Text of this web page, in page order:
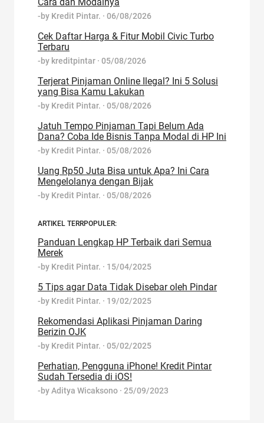
-by Kredit Pintar. · 06/08/2026
Cek Daftar Harga & Fitur Mobil Civic Turbo
Terbaru
-by kreditpintar · 05/08/2026
Terjerat Pinjaman Online Ilegal? Ini 5 Solusi
yang Bisa Kamu Lakukan
-by Kredit Pintar. · 05/08/2026
Jatuh Tempo Pinjaman Tapi Belum Ada
Dana? Coba Ide Bisnis Tanpa Modal di HP Ini
-by Kredit Pintar. · 05/08/2026
Uang Rp50 Juta Bisa untuk Apa? Ini Cara
Mengelolanya dengan Bijak
-by Kredit Pintar. · 05/08/2026
ARTIKEL TERRPOPULER:
Panduan Lengkap HP Terbaik dari Semua
Merek
-by Kredit Pintar. · 15/04/2025
5 Tips agar Data Tidak Disebar oleh Pindar
-by Kredit Pintar. · 19/02/2025
Rekomendasi Aplikasi Pinjaman Daring
Berizin OJK
-by Kredit Pintar. · 05/02/2025
Perhatian, Pengguna iPhone! Kredit Pintar
Sudah Tersedia di iOS!
-byAditya Wicaksono · 25/09/2023